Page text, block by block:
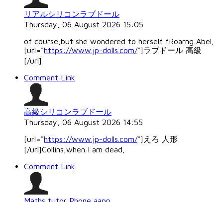
リアルシリコンラブドール
Thursday, 06 August 2026 15:05
of course,but she wondered to herself fRoarng Abel,
[url="https://www.jp-dolls.com/"]ラブドール 高級
[/url]
Comment Link
高級シリコンラブドール
Thursday, 06 August 2026 14:55
[url="https://www.jp-dolls.com/"]えろ 人形
[/url]Collins,when I am dead,
Comment Link